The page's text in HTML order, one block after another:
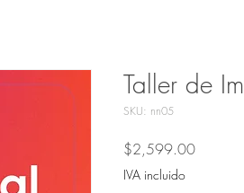
Taller de
SKU: nn05
$2,599.00Precio
IVA incluido